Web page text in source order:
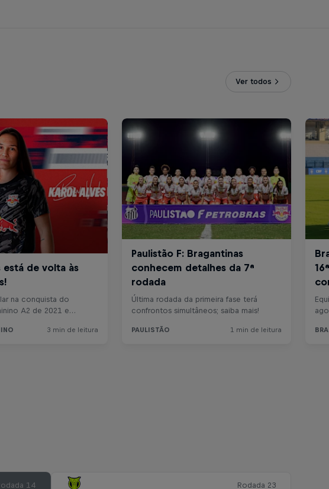
Ver todos
14 Rodada 23